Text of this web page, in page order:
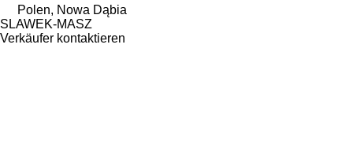
Polen, Nowa Dąbia
SLAWEK-MASZ
Verkäufer kontaktieren